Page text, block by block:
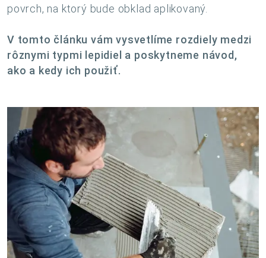
povrch, na ktorý bude obklad aplikovaný.
V tomto článku vám vysvetlíme rozdiely medzi
rôznymi typmi lepidiel a poskytneme návod,
ako a kedy ich použiť.